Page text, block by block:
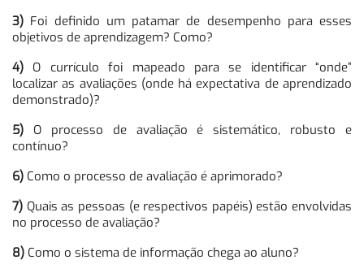
3) Foi definido um patamar de desempenho para esses
objetivos de aprendizagem? Como?
4) O currículo foi mapeado para se identificar “onde”
localizar as avaliações (onde há expectativa de aprendizado
demonstrado)?
5) O processo de avaliação é sistemático, robusto e
contínuo?
6) Como o processo de avaliação é aprimorado?
7) Quais as pessoas (e respectivos papéis) estão envolvidas
no processo de avaliação?
8) Como o sistema de informação chega ao aluno?